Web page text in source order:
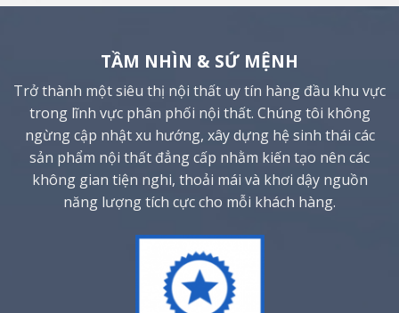
TẦM NHÌN & SỨ MỆNH
Trở thành một siêu thị nội thất uy tín hàng đầu khu vực
trong lĩnh vực phân phối nội thất. Chúng tôi không
ngừng cập nhật xu hướng, xây dựng hệ sinh thái các
sản phẩm nội thất đẳng cấp nhằm kiến tạo nên các
không gian tiện nghi, thoải mái và khơi dậy nguồn
năng lượng tích cực cho mỗi khách hàng.